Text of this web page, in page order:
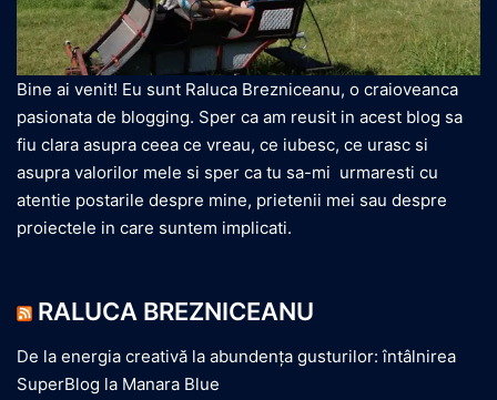
Bine ai venit! Eu sunt Raluca Brezniceanu, o craioveanca
pasionata de blogging. Sper ca am reusit in acest blog sa
fiu clara asupra ceea ce vreau, ce iubesc, ce urasc si
asupra valorilor mele si sper ca tu sa-mi urmaresti cu
atentie postarile despre mine, prietenii mei sau despre
proiectele in care suntem implicati.
RALUCA BREZNICEANU
De la energia creativă la abundența gusturilor: întâlnirea
SuperBlog la Manara Blue